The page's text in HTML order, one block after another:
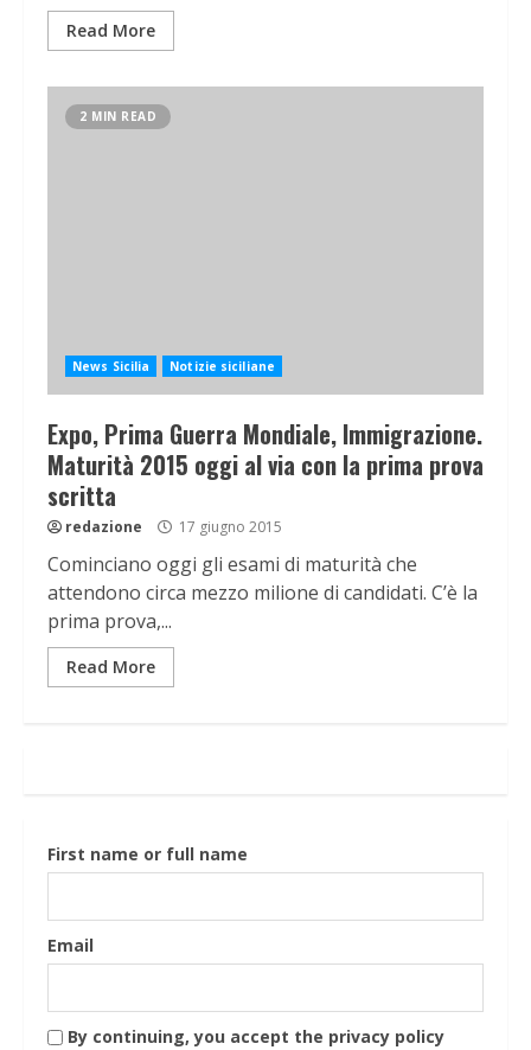
Read More
2 MIN READ
News Sicilia Notizie siciliane
Expo, Prima Guerra Mondiale, Immigrazione.
Maturità 2015 oggi al via con la prima prova
scritta
redazione 17 giugno 2015
Cominciano oggi gli esami di maturità che
attendono circa mezzo milione di candidati. C’è la
prima prova,...
Read More
First name or full name
Email
By continuing, you accept the privacy policy